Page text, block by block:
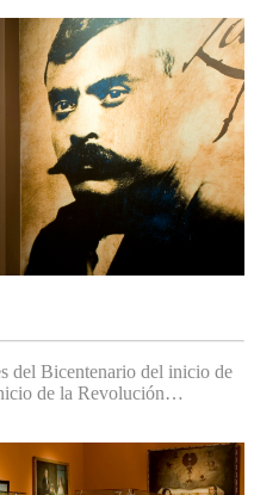
del Bicentenario del inicio de
de la Revolución…